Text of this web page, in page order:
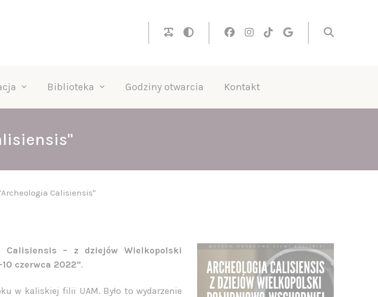
Biblioteka Godziny otwarcia Kontakt
Calisiensis"
Calisiensis – z dziejów Wielkopolski
czerwca 2022”.
w kaliskiej filii UAM. Było to wydarzenie